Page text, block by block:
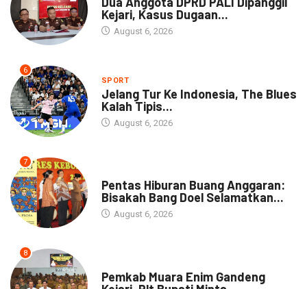
Kejari, Kasus Dugaan...
August 6, 2026
6
SPORT
Jelang Tur Ke Indonesia, The Blues
Kalah Tipis...
August 6, 2026
7
Pentas Hiburan Buang Anggaran:
Bisakah Bang Doel Selamatkan...
August 6, 2026
8
Pemkab Muara Enim Gandeng